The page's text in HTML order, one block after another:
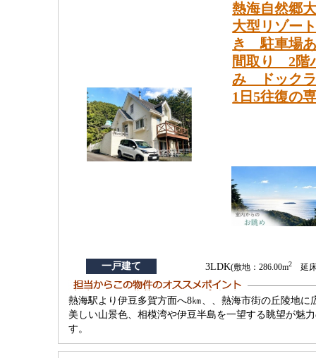
熱海自然郷
大型リゾー
き 駐車場
間取り 2階
み ドックラ
1日5往復の
一戸建て 3LDK(敷地：286.00m2 延床
熱海駅より伊豆多賀方面へ8㎞、、熱海市街の丘陵地
美しい山景色、相模湾や伊豆半島を一望する眺望が魅
す。